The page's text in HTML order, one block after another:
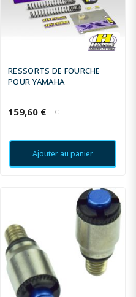
RESSORTS DE FOURCHE
POUR YAMAHA
159,60 € TTC
Ajouter au panier